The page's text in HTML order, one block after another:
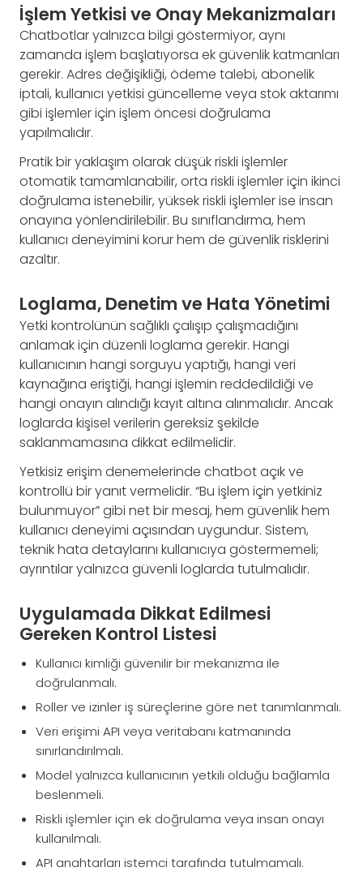
İşlem Yetkisi ve Onay Mekanizmaları
Chatbotlar yalnızca bilgi göstermiyor, aynı
zamanda işlem başlatıyorsa ek güvenlik katmanları
gerekir. Adres değişikliği, ödeme talebi, abonelik
iptali, kullanıcı yetkisi güncelleme veya stok aktarımı
gibi işlemler için işlem öncesi doğrulama
yapılmalıdır.
Pratik bir yaklaşım olarak düşük riskli işlemler
otomatik tamamlanabilir, orta riskli işlemler için ikinci
doğrulama istenebilir, yüksek riskli işlemler ise insan
onayına yönlendirilebilir. Bu sınıflandırma, hem
kullanıcı deneyimini korur hem de güvenlik risklerini
azaltır.
Loglama, Denetim ve Hata Yönetimi
Yetki kontrolünün sağlıklı çalışıp çalışmadığını
anlamak için düzenli loglama gerekir. Hangi
kullanıcının hangi sorguyu yaptığı, hangi veri
kaynağına eriştiği, hangi işlemin reddedildiği ve
hangi onayın alındığı kayıt altına alınmalıdır. Ancak
loglarda kişisel verilerin gereksiz şekilde
saklanmamasına dikkat edilmelidir.
Yetkisiz erişim denemelerinde chatbot açık ve
kontrollü bir yanıt vermelidir. “Bu işlem için yetkiniz
bulunmuyor” gibi net bir mesaj, hem güvenlik hem
kullanıcı deneyimi açısından uygundur. Sistem,
teknik hata detaylarını kullanıcıya göstermemeli;
ayrıntılar yalnızca güvenli loglarda tutulmalıdır.
Uygulamada Dikkat Edilmesi
Gereken Kontrol Listesi
Kullanıcı kimliği güvenilir bir mekanizma ile
doğrulanmalı.
Roller ve izinler iş süreçlerine göre net tanımlanmalı.
Veri erişimi API veya veritabanı katmanında
sınırlandırılmalı.
Model yalnızca kullanıcının yetkili olduğu bağlamla
beslenmeli.
Riskli işlemler için ek doğrulama veya insan onayı
kullanılmalı.
API anahtarları istemci tarafında tutulmamalı.